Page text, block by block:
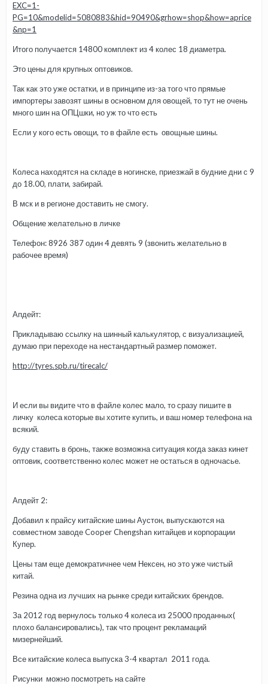
EXC=1-
PG=10&modelid=5080883&hid=90490&grhow=shop&how=aprice
&np=1
Итого получается 14800 комплект из 4 колес 18 диаметра.
Это цены для крупных оптовиков.
Так как это уже остатки, и в принципе из-за того что прямые
импортеры завозят шины в основном для овощей, то тут не очень
много шин на ОПЦшки, но уж то что есть
Если у кого есть овощи, то в файле есть овощные шины.
Колеса находятся на складе в ногинске, приезжай в будние дни с 9
до 18.00, плати, забирай.
В мск и в регионе доставить не смогу.
Общение желательно в личке
Телефон: 8926 387 один 4 девять 9 (звонить желательно в
рабочее время)
Апдейт:
Прикладываю ссылку на шинный калькулятор, с визуализацией,
думаю при переходе на нестандартный размер поможет.
http://tyres.spb.ru/tirecalc/
И если вы видите что в файле колес мало, то сразу пишите в
личку колеса которые вы хотите купить, и ваш номер телефона на
всякий.
буду ставить в бронь, также возможна ситуация когда заказ кинет
оптовик, соответственно колес может не остаться в одночасье.
Апдейт 2:
Добавил к прайсу китайские шины Аустон, выпускаются на
совместном заводе Cooper Chengshan китайцев и корпорации
Купер.
Цены там еще демократичнее чем Нексен, но это уже чистый
китай.
Резина одна из лучших на рынке среди китайских брендов.
За 2012 год вернулось только 4 колеса из 25000 проданных(
плохо балансировались), так что процент рекламаций
мизернейший.
Все китайские колеса выпуска 3-4 квартал 2011 года.
Рисунки можно посмотреть на сайте